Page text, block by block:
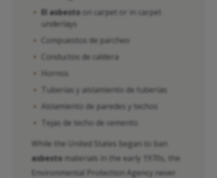
El asbesto on carpet or in carpet
underlays
Compuestos de parcheo
Conductos de caldera
Hornos
Tuberías y aislamiento de tuberías
Aislamiento de paredes y techos
Tejas de techo de cemento
While the United States began to ban
asbesto materials in the early 1970s, the
Environmental Protection Agency never